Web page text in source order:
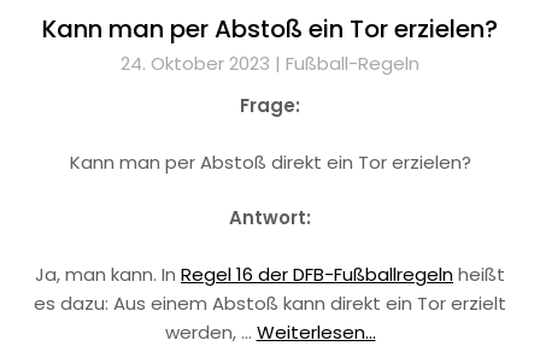
Kann man per Abstoß ein Tor erzielen?
24. Oktober 2023 | Fußball-Regeln
Frage:
Kann man per Abstoß direkt ein Tor erzielen?
Antwort:
Ja, man kann. In Regel 16 der DFB-Fußballregelnheißt
es dazu: Aus einem Abstoß kann direkt ein Tor erzielt
werden, … Weiterlesen...